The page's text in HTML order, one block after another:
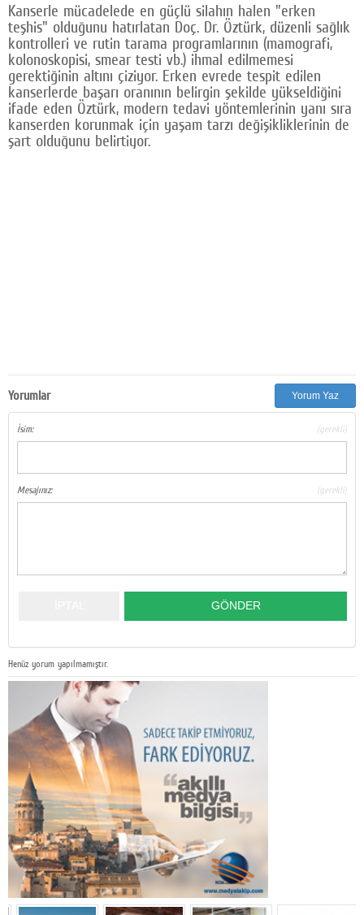
Kanserle mücadelede en güçlü silahın halen "erken
teşhis" olduğunu hatırlatan Doç. Dr. Öztürk, düzenli sağlık
kontrolleri ve rutin tarama programlarının (mamografi,
kolonoskopisi, smear testi vb.) ihmal edilmemesi
gerektiğinin altını çiziyor. Erken evrede tespit edilen
kanserlerde başarı oranının belirgin şekilde yükseldiğini
ifade eden Öztürk, modern tedavi yöntemlerinin yanı sıra
kanserden korunmak için yaşam tarzı değişikliklerinin de
şart olduğunu belirtiyor.
Yorumlar Yorum Yaz
İsim: (gerekli)
Mesajınız: (gerekli)
Henüz yorum yapılmamıştır.